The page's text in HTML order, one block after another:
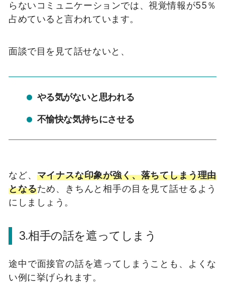
らないコミュニケーションでは、視覚情報が55％
占めていると言われています。
面談で目を見て話せないと、
やる気がないと思われる
不愉快な気持ちにさせる
など、 マイナスな印象が強く、落ちてしまう理由
となるため、きちんと相手の目を見て話せるよう
にしましょう。
3.相手の話を遮ってしまう
途中で面接官の話を遮ってしまうことも、よくな
い例に挙げられます。